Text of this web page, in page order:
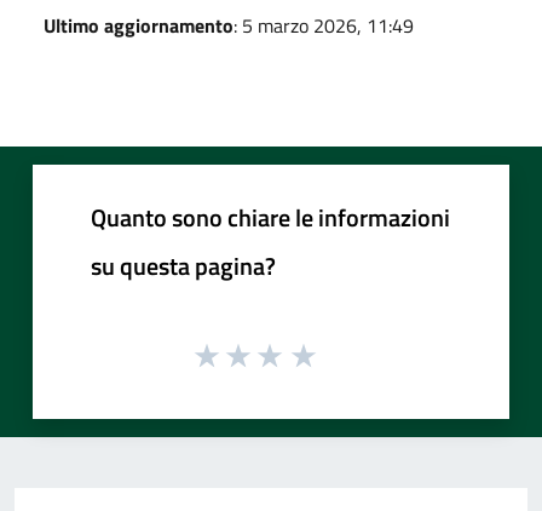
Ultimo aggiornamento: 5 marzo 2026, 11:49
Quanto sono chiare le informazioni
su questa pagina?